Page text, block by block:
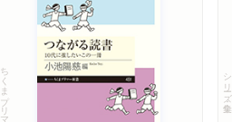
ちくまプリマー新書 シリーズ・全集